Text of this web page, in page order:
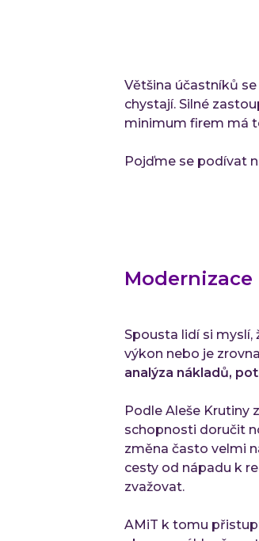
Většina účastníků
chystají. Silné
minimum firem má
Pojďme se podívat
Spousta lidí si
výkon nebo je
analýza nákladů,
Podle Aleše Krutiny
schopnosti doručit
změna často velmi
cesty od nápadu k
zvažovat.
AMiT k tomu